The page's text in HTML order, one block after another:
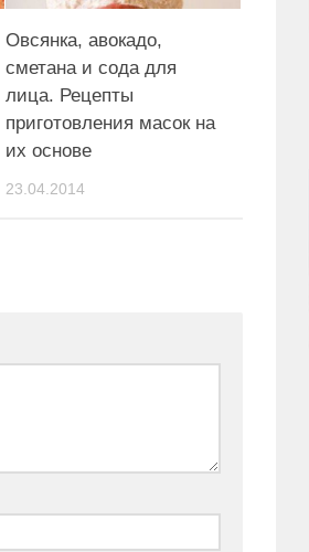
Овсянка, авокадо,
сметана и сода для
лица. Рецепты
приготовления масок на
их основе
23.04.2014